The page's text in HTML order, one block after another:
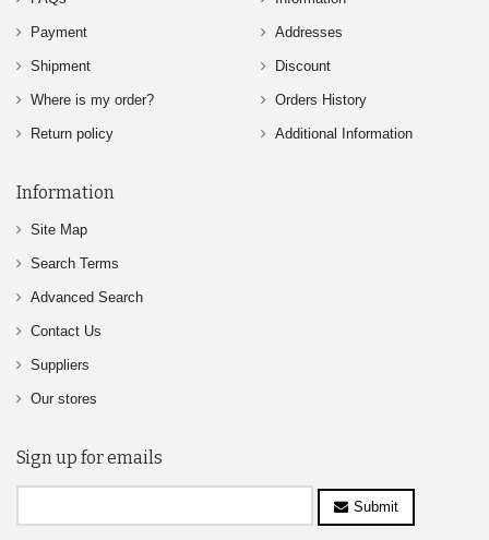
Payment
Shipment
Where is my order?
Return policy
Addresses
Discount
Orders History
Additional Information
Information
Site Map
Search Terms
Advanced Search
Contact Us
Suppliers
Our stores
Sign up for emails
Submit